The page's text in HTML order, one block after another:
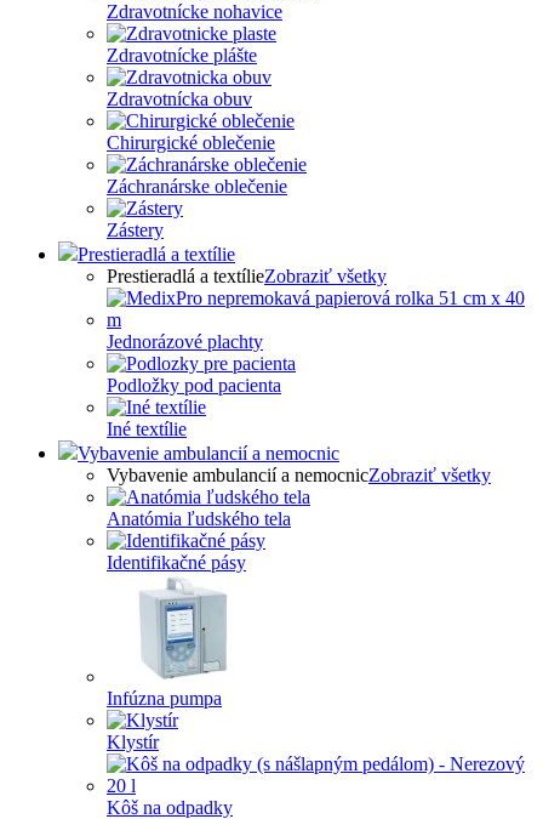
Zdravotnícke nohavice
Zdravotnícke plášte
Zdravotnícka obuv
Chirurgické oblečenie
Záchranárske oblečenie
Zástery
Prestieradlá a textílie
Prestieradlá a textílieZobraziť všetky
Jednorázové plachty
Podložky pod pacienta
Iné textílie
Vybavenie ambulancií a nemocnic
Vybavenie ambulancií a nemocnicZobraziť všetky
Anatómia ľudského tela
Identifikačné pásy
Infúzna pumpa
Klystír
Kôš na odpadky